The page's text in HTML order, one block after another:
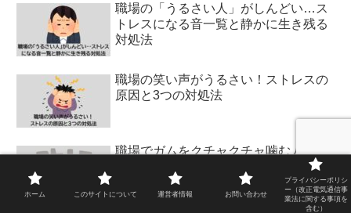
職場の「うるさい人」がしんどい…ス
トレスになる音一覧と静かに生き残る
対処法
職場の笑い声がうるさい！ストレスの
原因と3つの対処法
職場でガムをクチャクチャ噛む人が無
理…生理的に耐えられない理由と現実
的な対処法
ホーム このサイトについて 運営者情報 お問い合わせ
プライバシーポリシ
ー（改正電気通信事
業法に関する事項を
含む）